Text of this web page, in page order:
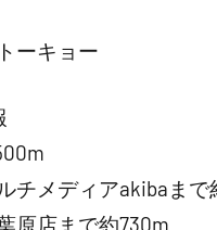
ーキョー
チメディアakibaまで
原店まで約730m